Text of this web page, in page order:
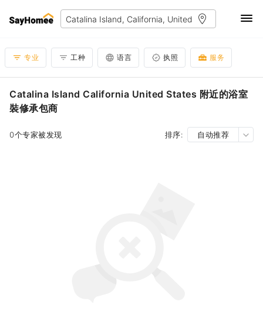
专业 工种 语言 执照 服务
Catalina Island California United States 附近的浴室
裝修承包商
0个专家被发现 排序: 自动推荐